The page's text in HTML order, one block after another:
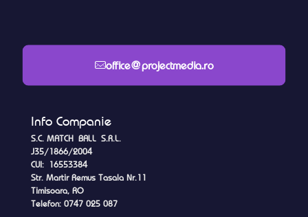
office@projectmedia.ro
Info Companie
S.C. MATCH BALL S.R.L.
J35/1866/2004
CUI: 16553384
Str. Martir Remus Tasala Nr.11
Timisoara, RO
Telefon: 0747 025 087